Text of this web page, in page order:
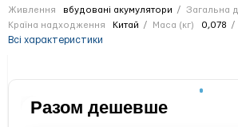
Живлення
вбудовані акумулятори Загальна
Країна надходження
Китай Маса (кг) 0,078
Всі характеристики
Разом дешевше